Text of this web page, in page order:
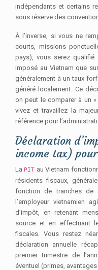
indépendants et certains
sous réserve des
À l’inverse, si vous ne
courts, missions
pays), vous serez qualifié
imposé au Vietnam que
généralement à un taux
généré localement. Ce
on peut le comparer à un
vivez et travaillez la
référence pour
Déclaration
income tax)
La PIT au Vietnam
résidents fiscaux,
fonction de tranches de
l’employeur vietnamien
d’impôt, en retenant
source et en effectuant
fiscales. Vous restez
déclaration annuelle
premier trimestre de
éventuel (primes,